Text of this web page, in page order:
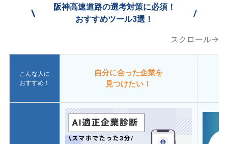
\
阪神高速道路の選考対策に必須！
おすすめツール3選！
/
スクロール→
こんな人に
おすすめ！
自分に合った企業を
見つけたい！